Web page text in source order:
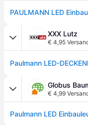
XXX Lutz
€ 4,95
Globus
€ 4,99